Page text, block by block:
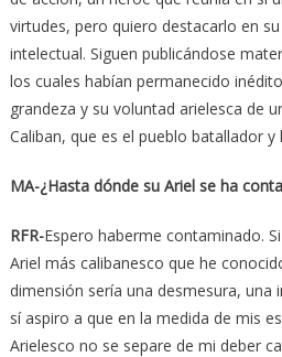
virtudes, pero quiero destacarlo en
intelectual. Siguen publicándose
los cuales habían permanecido
grandeza y su voluntad arielesca de
Caliban, que es el pueblo batallador y
MA-¿Hasta dónde su Ariel se ha
RFR-Espero haberme contaminado.
Ariel más calibanesco que he
dimensión sería una desmesura, una
sí aspiro a que en la medida de mis
Arielesco no se separe de mi deber